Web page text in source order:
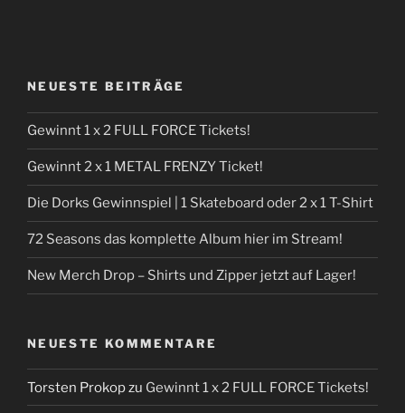
NEUESTE BEITRÄGE
Gewinnt 1 x 2 FULL FORCE Tickets!
Gewinnt 2 x 1 METAL FRENZY Ticket!
Die Dorks Gewinnspiel | 1 Skateboard oder 2 x 1 T-Shirt
72 Seasons das komplette Album hier im Stream!
New Merch Drop – Shirts und Zipper jetzt auf Lager!
NEUESTE KOMMENTARE
Torsten Prokopzu Gewinnt 1 x 2 FULL FORCE Tickets!